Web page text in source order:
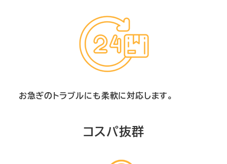
お急ぎのトラブルにも柔軟に対応します。
コスパ抜群